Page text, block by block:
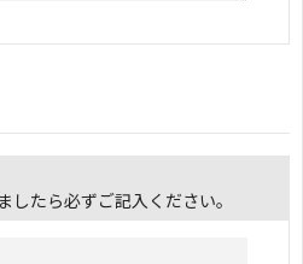
たら必ずご記入ください。